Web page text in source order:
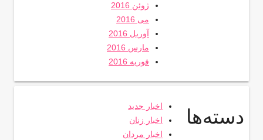
ژوئن 2016
می 2016
آوریل 2016
مارس 2016
فوریه 2016
دسته‌ها
اخبار جدید
اخبار زنان
اخبار مردان